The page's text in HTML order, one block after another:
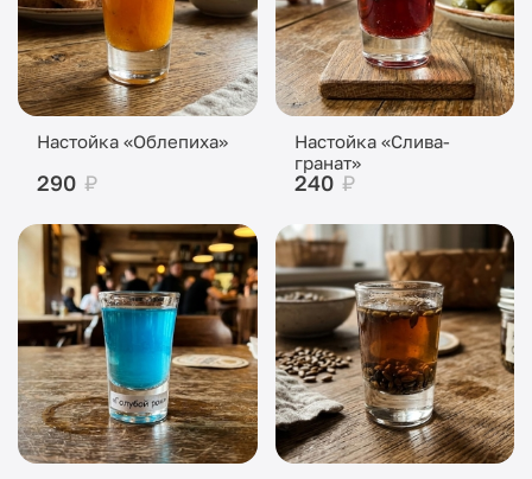
Настойка «Облепиха»
290 ₽
Настойка «Слива-
гранат»
240 ₽